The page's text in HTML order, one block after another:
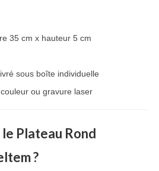
35 cm x hauteur 5 cm
sous boîte individuelle
ou gravure laser
Plateau Rond
?